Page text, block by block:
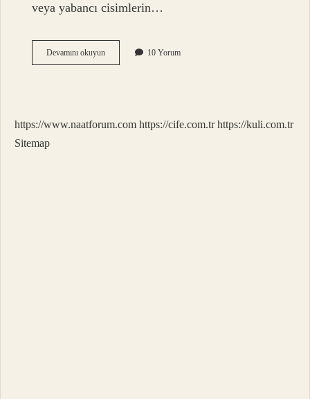
veya yabancı cisimlerin…
Devamını okuyunKusacak
Gibi
10 Yorum
https://www.naatforum.com https://cife.com.tr https://kuli.com.tr
Sitemap